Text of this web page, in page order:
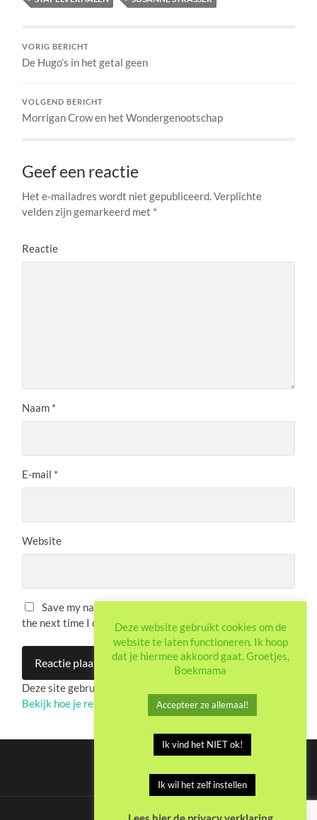
VORIG BERICHT
De Hugo’s in het getal geen
VOLGEND BERICHT
Morrigan Crow en het Wondergenootschap
Geef een reactie
Het e-mailadres wordt niet gepubliceerd. Verplichte
velden zijn gemarkeerd met *
Reactie
Naam *
E-mail *
Website
Save my name, email, and website in this browser for
the next time I comment.
Deze site gebruikt Akismet om spam te verminderen.
Bekijk hoe je reactie-gegevens worden verwerkt.
Deze website gebruikt cookies om de
website te laten functioneren. Ik hoop
dat je hiermee akkoord gaat. Groetjes,
Boekmama
Accepteer ze allemaal!
Ik vind het NIET ok!
Ik wil het zelf instellen